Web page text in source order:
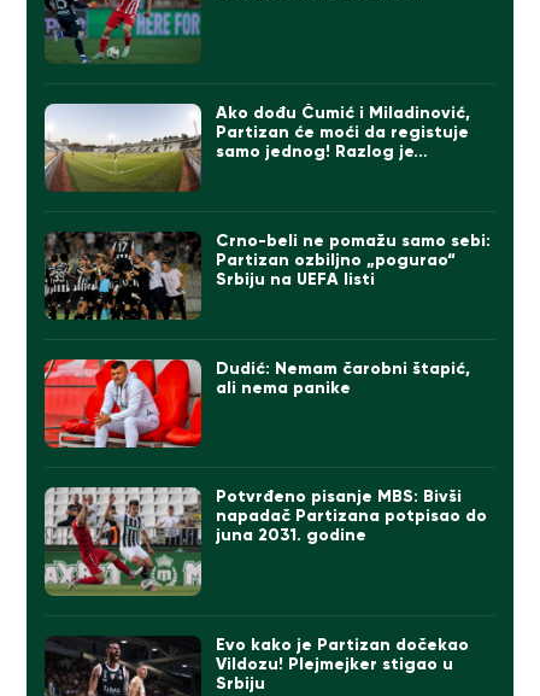
Ako dođu Čumić i Miladinović,
Partizan će moći da registuje
samo jednog! Razlog je…
Crno-beli ne pomažu samo sebi:
Partizan ozbiljno „pogurao“
Srbiju na UEFA listi
Dudić: Nemam čarobni štapić,
ali nema panike
Potvrđeno pisanje MBS: Bivši
napadač Partizana potpisao do
juna 2031. godine
Evo kako je Partizan dočekao
Vildozu! Plejmejker stigao u
Srbiju